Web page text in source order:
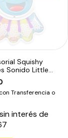
Squishy
Sonido Little
con Transferencia o
interés de